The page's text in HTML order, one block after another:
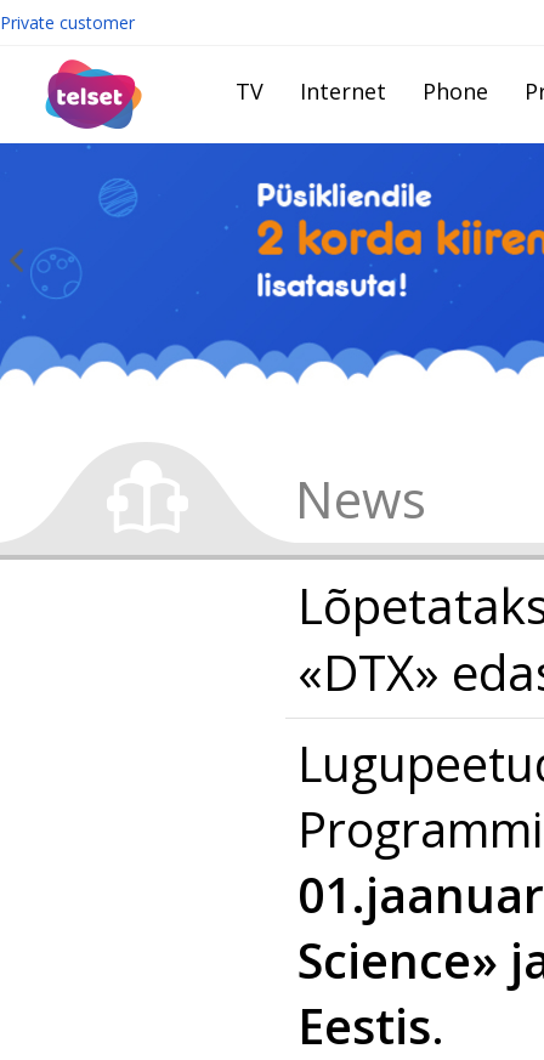
Private customer
TV Internet Phone
News
«DTX»
Science»
Eestis.